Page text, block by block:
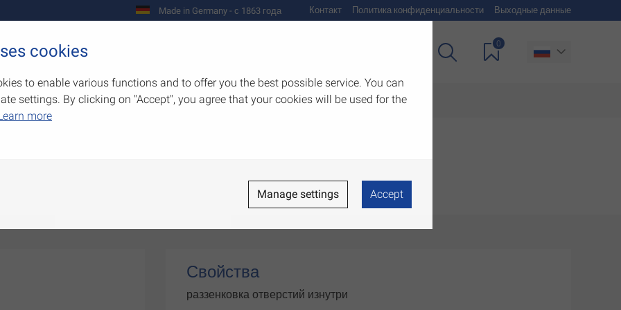
Made in Germany - с 1863 года Контакт Политика конфиденциальности Выходные данные
Предприятие
0
Свойства
раззенковка отверстий изнутри
cookies
to enable various functions and to offer you the best possible service. You can
settings. By clicking on "Accept", you agree that your cookies will be used for the
more
Manage settings Accept